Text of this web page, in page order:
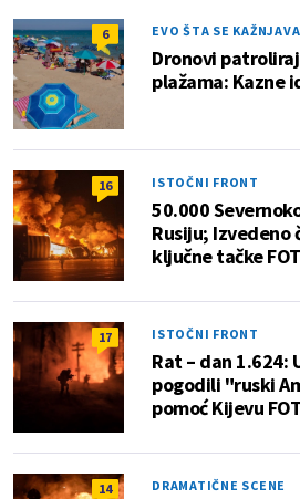
6 EVO ŠTA SE KAŽNJAVA
Dronovi
plažama: Kazne
16 ISTOČNI FRONT
50.000
Rusiju; Izvedeno
ključne tačke
17 ISTOČNI FRONT
Rat – dan 1.624:
pogodili "ruski
pomoć Kijevu
14 DRAMATIČNE SCENE